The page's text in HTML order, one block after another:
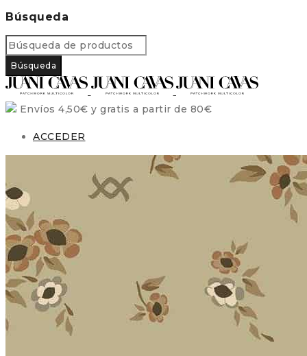
Búsqueda
Envíos 4,50€ y gratis a partir de 80€
ACCEDER